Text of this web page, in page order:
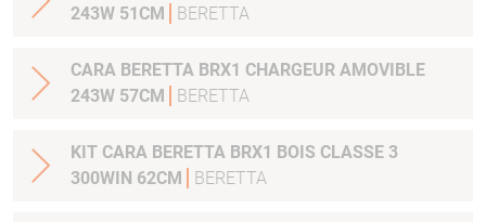
243W 51CM
BERETTA
CARA BERETTA BRX1 CHARGEUR AMOVIBLE
243W 57CM
BERETTA
KIT CARA BERETTA BRX1 BOIS CLASSE 3
300WIN 62CM
BERETTA